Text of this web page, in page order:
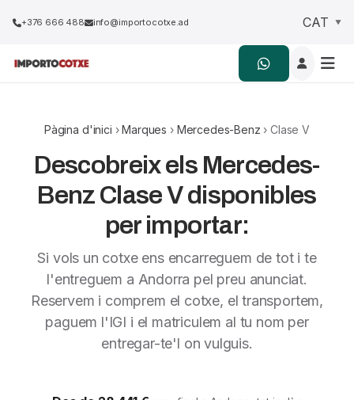
+376 666 488 info@importocotxe.ad
Pàgina d'inici ›Marques › Mercedes-Benz › Clase V
Descobreix els Mercedes-
Benz Clase V disponibles
per importar:
Si vols un cotxe ens encarreguem de tot i te
l'entreguem a Andorra pel preu anunciat.
Reservem i comprem el cotxe, el transportem,
paguem l'IGI i el matriculem al tu nom per
entregar-te'l on vulguis.